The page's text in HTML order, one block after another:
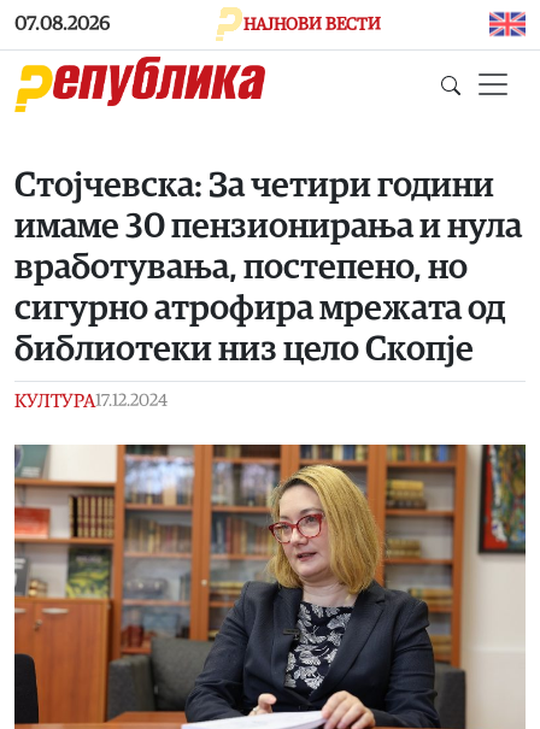
Skip to main content
07.08.2026 НАЈНОВИ ВЕСТИ
Стојчевска: За четири години
имаме 30 пензионирања и нула
вработувања, постепено, но
сигурно атрофира мрежата од
библиотеки низ цело Скопје
КУЛТУРА17.12.2024